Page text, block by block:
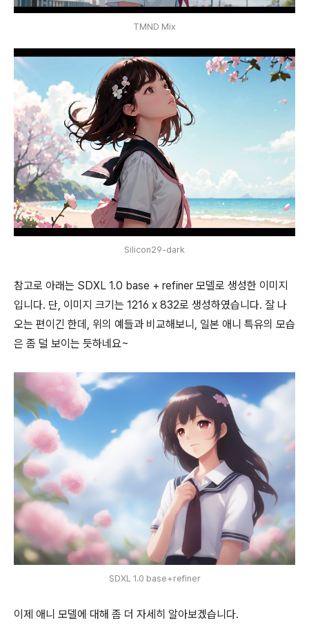
TMND Mix
Silicon29-dark
참고로 아래는 SDXL 1.0 base + refiner 모델로 생성한 이미지
입니다. 단, 이미지 크기는 1216 x 832로 생성하였습니다. 잘 나
오는 편이긴 한데, 위의 예들과 비교해보니, 일본 애니 특유의 모습
은 좀 덜 보이는 듯하네요~
SDXL 1.0 base+refiner
이제 애니 모델에 대해 좀 더 자세히 알아보겠습니다.